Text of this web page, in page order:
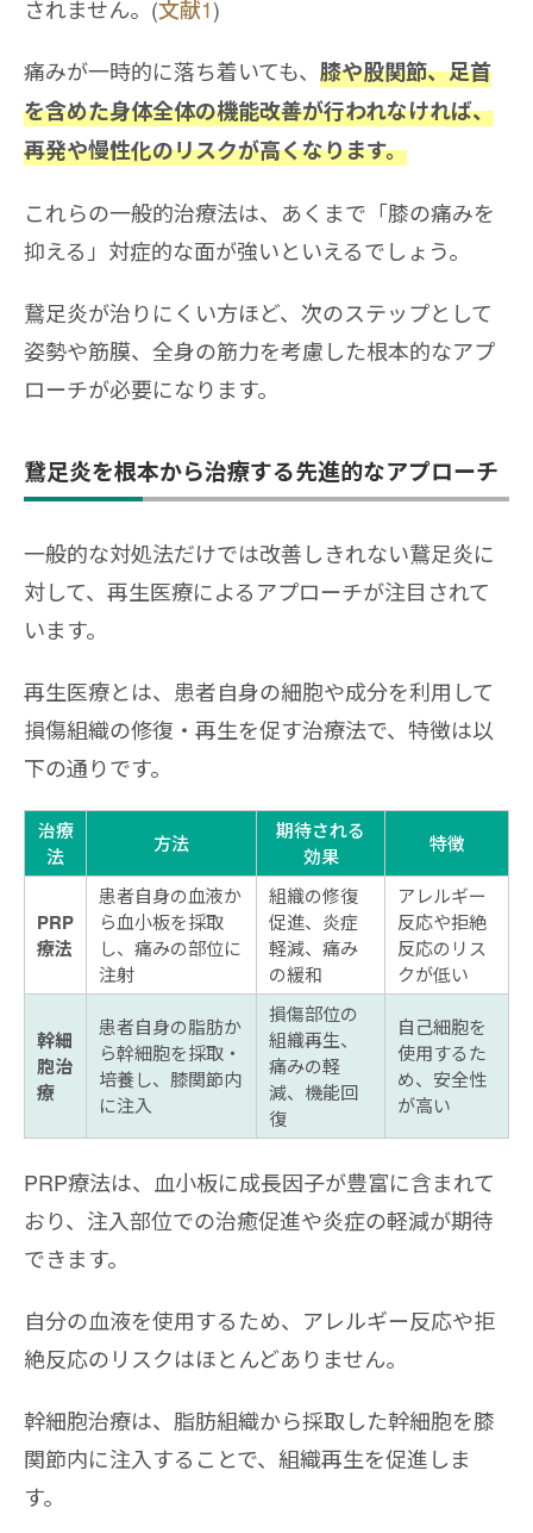
されません。(文献1)
痛みが一時的に落ち着いても、 膝や股関節、足首
を含めた身体全体の機能改善が行われなければ、
再発や慢性化のリスクが高くなります。
これらの一般的治療法は、あくまで「膝の痛みを
抑える」対症的な面が強いといえるでしょう。
鵞足炎が治りにくい方ほど、次のステップとして
姿勢や筋膜、全身の筋力を考慮した根本的なアプ
ローチが必要になります。
鵞足炎を根本から治療する先進的なアプローチ
一般的な対処法だけでは改善しきれない鵞足炎に
対して、再生医療によるアプローチが注目されて
います。
再生医療とは、患者自身の細胞や成分を利用して
損傷組織の修復・再生を促す治療法で、特徴は以
下の通りです。
治療
法
方法
期待される
効果
特徴
PRP
療法
患者自身の血液か
ら血小板を採取
し、痛みの部位に
注射
組織の修復
促進、炎症
軽減、痛み
の緩和
アレルギー
反応や拒絶
反応のリス
クが低い
幹細
胞治
療
患者自身の脂肪か
ら幹細胞を採取・
培養し、膝関節内
に注入
損傷部位の
組織再生、
痛みの軽
減、機能回
復
自己細胞を
使用するた
め、安全性
が高い
PRP療法は、血小板に成長因子が豊富に含まれて
おり、注入部位での治癒促進や炎症の軽減が期待
できます。
自分の血液を使用するため、アレルギー反応や拒
絶反応のリスクはほとんどありません。
幹細胞治療は、脂肪組織から採取した幹細胞を膝
関節内に注入することで、組織再生を促進しま
す。